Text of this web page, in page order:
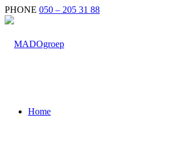
PHONE 050 – 205 31 88
Home